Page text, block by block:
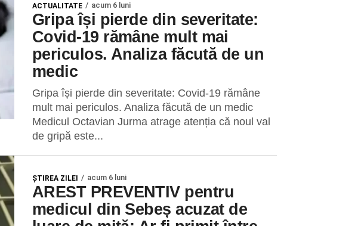
ACTUALITATE acum 6 luni
Gripa își pierde din severitate:
Covid-19 rămâne mult mai
periculos. Analiza făcută de un
medic
Gripa își pierde din severitate: Covid-19 rămâne
mult mai periculos. Analiza făcută de un medic
Medicul Octavian Jurma atrage atenția că noul val
de gripă este...
ŞTIREA ZILEI acum 6 luni
AREST PREVENTIV pentru
medicul din Sebeș acuzat de